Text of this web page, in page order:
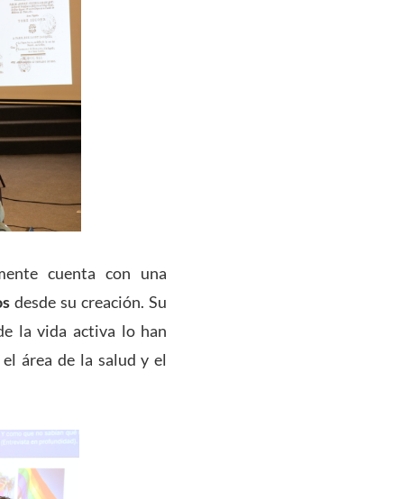
cuenta con una
desde su creación. Su
la vida activa lo han
área de la salud y el